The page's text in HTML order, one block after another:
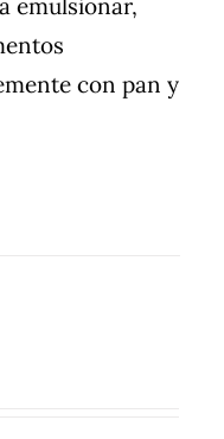
emulsionar,
con pan y